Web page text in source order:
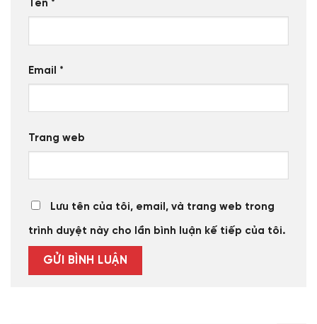
Tên *
Email *
Trang web
Lưu tên của tôi, email, và trang web trong
trình duyệt này cho lần bình luận kế tiếp của tôi.